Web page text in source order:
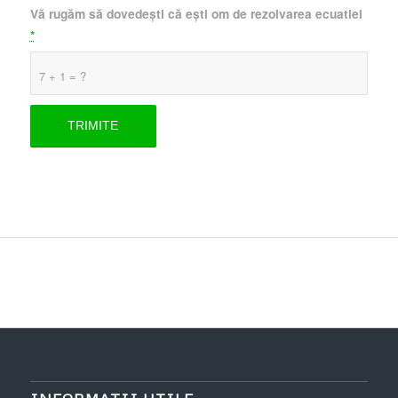
7 + 1 = ?
Vă rugăm să dovedești că ești om de rezolvarea ecuatiei
*